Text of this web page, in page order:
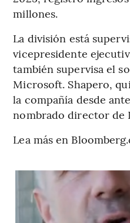
millones.
La división está
vicepresidente
también supervisa el
Microsoft. Shapero,
la compañía desde
nombrado director de
Lea más en